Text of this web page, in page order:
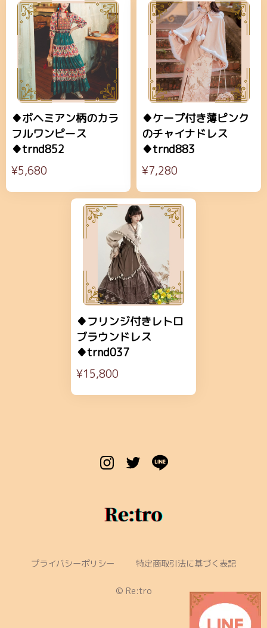
♦ボヘミアン柄のカラ
フルワンピース
♦trnd852
¥5,680
♦ケープ付き薄ピンク
のチャイナドレス
♦trnd883
¥7,280
♦フリンジ付きレトロ
ブラウンドレス
♦trnd037
¥15,800
プライバシーポリシー 特定商取引法に基づく表記
©︎ Re:tro